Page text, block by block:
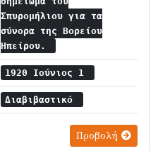
Σπυρομήλιου για τα
σύνορα της Βορείου
Ηπείρου.
1920 Ιούνιος 1
Διαβιβαστικό
Προβολή